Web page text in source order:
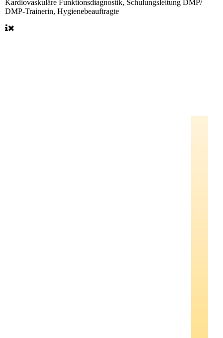
Kardiovaskuläre Funktionsdiagnostik, Schulungsleitung DMP/
DMP-Trainerin, Hygienebeauftragte